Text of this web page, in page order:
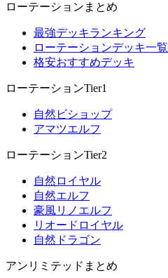
ローテーションまとめ
最強デッキランキング
ローテーションデッキ一覧
格安おすすめデッキ
ローテーションTier1
自然ビショップ
アマツエルフ
ローテーションTier2
自然ロイヤル
自然エルフ
豪風リノエルフ
リオードロイヤル
自然ドラゴン
アンリミテッドまとめ